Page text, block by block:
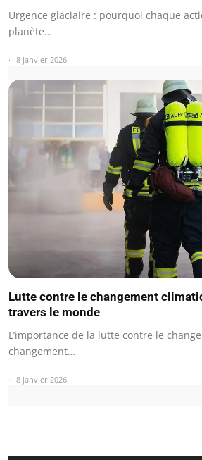
Urgence glaciaire : pourquoi chaque
planète…
8 janvier 2026
Lutte contre le changement
travers le monde
L’importance de la lutte contre le
changement…
8 janvier 2026